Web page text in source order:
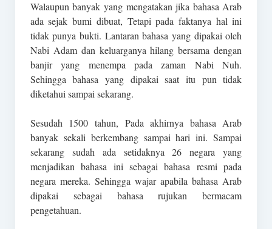
Walaupun banyak yang mengatakan jika bahasa Arab
ada sejak bumi dibuat, Tetapi pada faktanya hal ini
tidak punya bukti. Lantaran bahasa yang dipakai oleh
Nabi Adam dan keluarganya hilang bersama dengan
banjir yang menempa pada zaman Nabi Nuh.
Sehingga bahasa yang dipakai saat itu pun tidak
diketahui sampai sekarang.
Sesudah 1500 tahun, Pada akhirnya bahasa Arab
banyak sekali berkembang sampai hari ini. Sampai
sekarang sudah ada setidaknya 26 negara yang
menjadikan bahasa ini sebagai bahasa resmi pada
negara mereka. Sehingga wajar apabila bahasa Arab
dipakai sebagai bahasa rujukan bermacam
pengetahuan.